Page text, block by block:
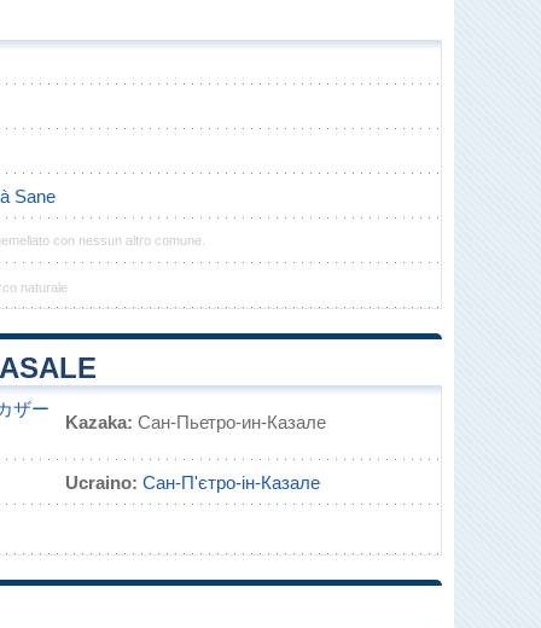
Sane
con nessun altro comune.
naturale
ザー
Kazaka: Сан-Пьетро-ин-Казале
Ucraino: Сан-П'єтро-ін-Казале